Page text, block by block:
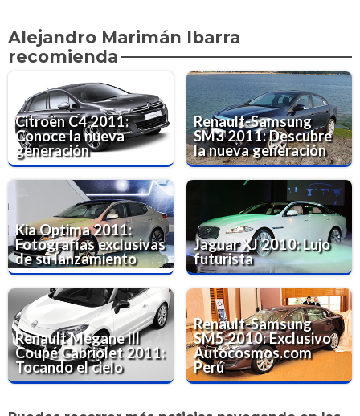
Alejandro Marimán Ibarra
recomienda
Citroën C4 2011:
Conoce la nueva
generación
Renault-Samsung
SM3 2011: Descubre
la nueva generación
Kia Optima 2011:
Fotografías exclusivas
de su lanzamiento
Jaguar XJ 2010: Lujo
futurista
Renault Mégane lll
Coupé Cabriolet 2011:
Tocando el cielo
Renault-Samsung
SM5 2010: Exclusivo
Autocosmos.com
Perú